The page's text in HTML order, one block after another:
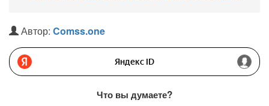
Автор: Comss.one